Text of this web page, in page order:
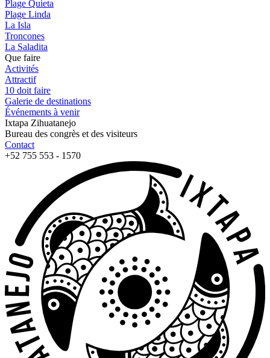
Plage Quieta
Plage Linda
La Isla
Troncones
La Saladita
Que faire
Activités
Attractif
10 doit faire
Galerie de destinations
Événements à venir
Ixtapa Zihuatanejo
Bureau des congrès et des visiteurs
Contact
+52 755 553 - 1570